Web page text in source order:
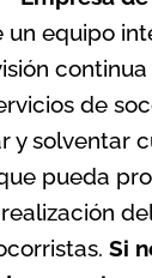
un equipo
de
y solventar
pueda
Si